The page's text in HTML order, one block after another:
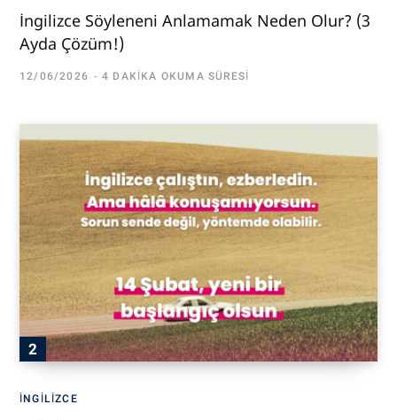
İngilizce Söyleneni Anlamamak Neden Olur? (3
Ayda Çözüm!)
12/06/2026 4 DAKIKA OKUMA SÜRESI
İNGILIZCE